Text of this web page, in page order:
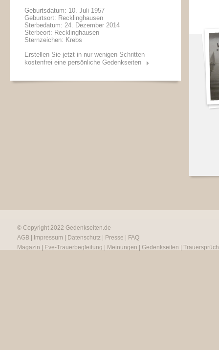
Geburtsdatum: 10. Juli 1957
Geburtsort: Recklinghausen
Sterbedatum: 24. Dezember 2014
Sterbeort: Recklinghausen
Sternzeichen: Krebs
Erstellen Sie jetzt in nur wenigen Schritten
kostenfrei eine persönliche Gedenkseiten
© Copyright 2022 Gedenkseiten.de
AGB
Impressum Datenschutz Presse
FAQ
Magazin
Eve-Trauerbegleitung Meinungen Gedenkseiten